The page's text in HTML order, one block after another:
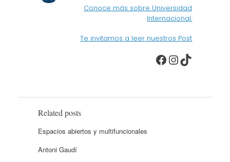
Conoce más sobre Universidad
Internacional.
Te invitamos a leer nuestros Post
Facebook
TikTok
Related posts
Espacios abiertos y multifuncionales
Antoni Gaudí